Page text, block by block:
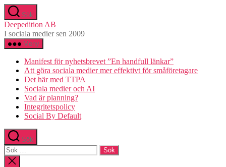
Hoppa
till
innehåll
Sök
Deepedition AB
I sociala medier sen 2009
Meny
Manifest för nyhetsbrevet ”En handfull länkar”
Att göra sociala medier mer effektivt för småföretagare
Det här med TTPA
Sociala medier och AI
Vad är planning?
Integritetspolicy
Social By Default
Sök
Sök
efter:
Stäng